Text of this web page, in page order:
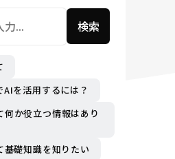
検索
を活用するには？
か役立つ情報はあり
礎知識を知りたい